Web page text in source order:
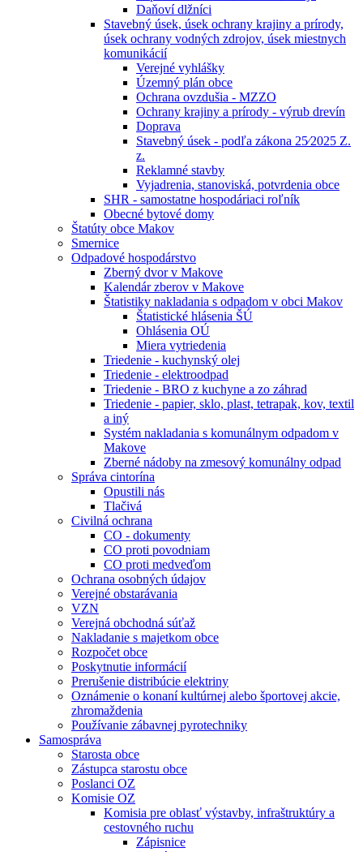
Daňoví dlžníci
Stavebný úsek, úsek ochrany krajiny a prírody,
úsek ochrany vodných zdrojov, úsek miestnych
komunikácií
Verejné vyhlášky
Územný plán obce
Ochrana ovzdušia - MZZO
Ochrany krajiny a prírody - výrub drevín
Doprava
Stavebný úsek - podľa zákona 25⁄2025 Z.
z.
Reklamné stavby
Vyjadrenia, stanoviská, potvrdenia obce
SHR - samostatne hospodáriaci roľník
Obecné bytové domy
Štatúty obce Makov
Smernice
Odpadové hospodárstvo
Zberný dvor v Makove
Kalendár zberov v Makove
Štatistiky nakladania s odpadom v obci Makov
Štatistické hlásenia ŠÚ
Ohlásenia OÚ
Miera vytriedenia
Triedenie - kuchynský olej
Triedenie - elektroodpad
Triedenie - BRO z kuchyne a zo záhrad
Triedenie - papier, sklo, plast, tetrapak, kov, textil
a iný
Systém nakladania s komunálnym odpadom v
Makove
Zberné nádoby na zmesový komunálny odpad
Správa cintorína
Opustili nás
Tlačivá
Civilná ochrana
CO - dokumenty
CO proti povodniam
CO proti medveďom
Ochrana osobných údajov
Verejné obstarávania
VZN
Verejná obchodná súťaž
Nakladanie s majetkom obce
Rozpočet obce
Poskytnutie informácií
Prerušenie distribúcie elektriny
Oznámenie o konaní kultúrnej alebo športovej akcie,
zhromaždenia
Používanie zábavnej pyrotechniky
Samospráva
Starosta obce
Zástupca starostu obce
Poslanci OZ
Komisie OZ
Komisia pre oblasť výstavby, infraštruktúry a
cestovného ruchu
Zápisnice